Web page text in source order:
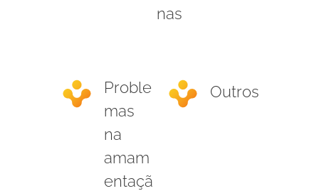
nas
Proble
mas
na
amam
entaçã
Outros